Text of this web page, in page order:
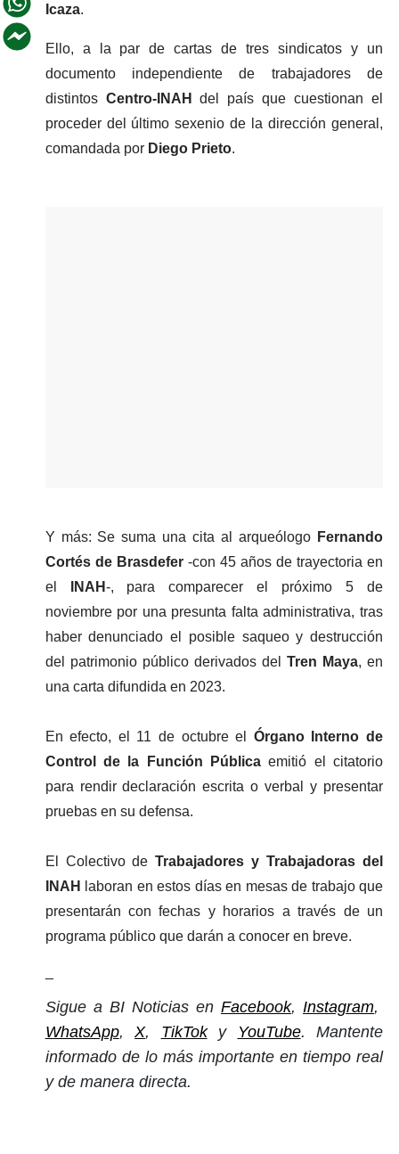
Icaza.
Ello, a la par de cartas de tres sindicatos y un
documento independiente de trabajadores de
distintos Centro-INAH
del país que cuestionan el
proceder del último sexenio de la dirección general,
comandada por Diego Prieto.
Y más: Se suma una cita al arqueólogo Fernando
Cortés de Brasdefer -con 45 años de trayectoria en
el
INAH-, para comparecer el próximo 5 de
noviembre por una presunta falta administrativa, tras
haber denunciado el posible saqueo y destrucción
del patrimonio público derivados del Tren Maya, en
una carta difundida en 2023.
En efecto, el 11 de octubre el
Órgano Interno de
Control de la Función Pública emitió el citatorio
para rendir declaración escrita o verbal y presentar
pruebas en su defensa.
El Colectivo de Trabajadores y Trabajadoras del
INAH
laboran en estos días en mesas de trabajo que
presentarán con fechas y horarios a través de un
programa público que darán a conocer en breve.
Sigue a BI Noticias en Facebook, Instagram,
WhatsApp,X, TikToky YouTube. Mantente
informado de lo más importante en tiempo real
y de manera directa.